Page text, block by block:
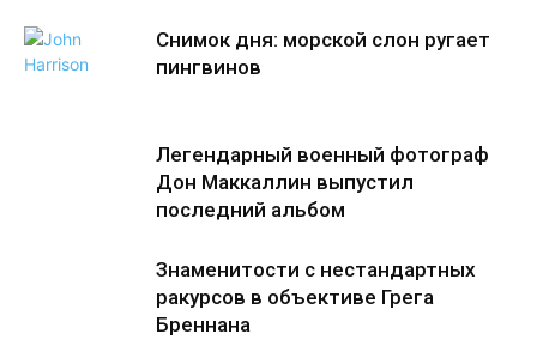
Снимок дня: морской слон ругает
пингвинов
Легендарный военный фотограф
Дон Маккаллин выпустил
последний альбом
Знаменитости с нестандартных
ракурсов в объективе Грега
Бреннана